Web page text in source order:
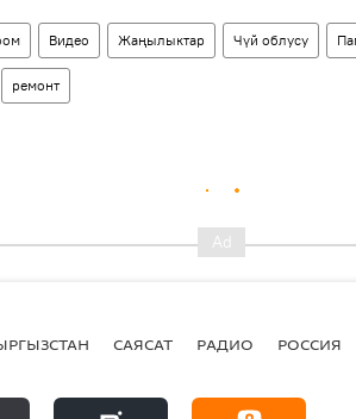
Видео Жаңылыктар Чүй облусу
ремонт
САЯСАТ РАДИО РОССИЯ